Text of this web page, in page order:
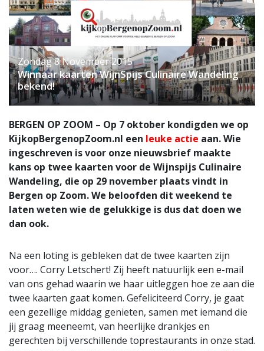
Zondag 8 November 2015
Winnaar kaarten WijnSpijs Culinaire Wandeling
bekend!
BERGEN OP ZOOM – Op 7 oktober kondigden we op
KijkopBergenopZoom.nl een leuke actie aan. Wie
ingeschreven is voor onze nieuwsbrief maakte
kans op twee kaarten voor de Wijnspijs Culinaire
Wandeling, die op 29 november plaats vindt in
Bergen op Zoom. We beloofden dit weekend te
laten weten wie de gelukkige is dus dat doen we
dan ook.
Na een loting is gebleken dat de twee kaarten zijn
voor…. Corry Letschert! Zij heeft natuurlijk een e-mail
van ons gehad waarin we haar uitleggen hoe ze aan die
twee kaarten gaat komen. Gefeliciteerd Corry, je gaat
een gezellige middag genieten, samen met iemand die
jij graag meeneemt, van heerlijke drankjes en
gerechten bij verschillende toprestaurants in onze stad.